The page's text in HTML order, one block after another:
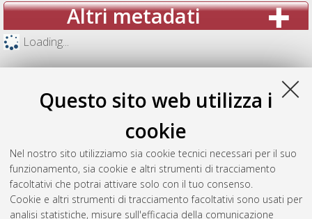
Questo sito web utilizza i
cookie
Nel nostro sito utilizziamo sia cookie tecnici necessari per il suo
funzionamento, sia cookie e altri strumenti di tracciamento
facoltativi che potrai attivare solo con il tuo consenso.
Cookie e altri strumenti di tracciamento facoltativi sono usati per
analisi statistiche, misure sull'efficacia della comunicazione
Altri metadati
Loading...